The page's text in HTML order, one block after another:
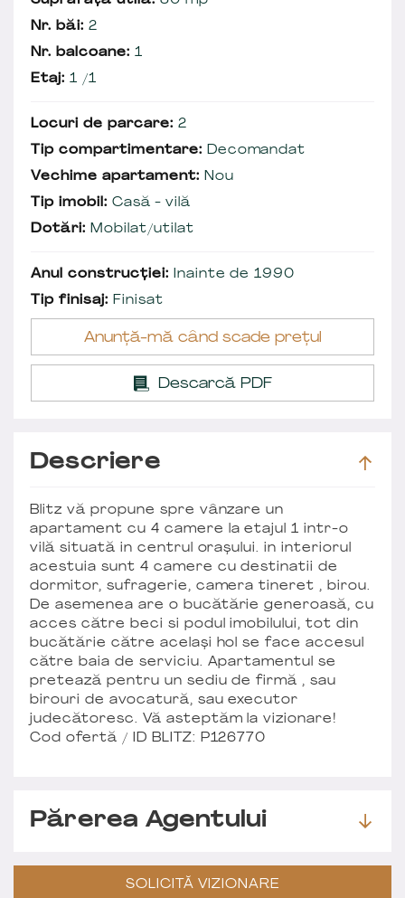
Nr. băi: 2
Nr. balcoane: 1
Etaj: 1 /1
Locuri de parcare: 2
Tip compartimentare: Decomandat
Vechime apartament: Nou
Tip imobil: Casă - vilă
Dotări: Mobilat/utilat
Anul construcției: Inainte de 1990
Tip finisaj: Finisat
Anunță-mă când scade prețul
Descarcă PDF
Descriere
Blitz vă propune spre vânzare un
apartament cu 4 camere la etajul 1 intr-o
vilă situată in centrul orașului. in interiorul
acestuia sunt 4 camere cu destinatii de
dormitor, sufragerie, camera tineret , birou.
De asemenea are o bucătărie generoasă, cu
acces către beci si podul imobilului, tot din
bucătărie către același hol se face accesul
către baia de serviciu. Apartamentul se
pretează pentru un sediu de firmă , sau
birouri de avocatură, sau executor
judecătoresc. Vă asteptăm la vizionare!
Cod ofertă / ID BLITZ: P126770
Părerea Agentului
SOLICITĂ VIZIONARE